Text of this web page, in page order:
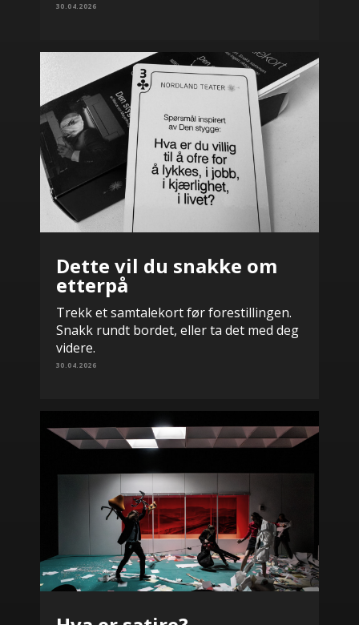
30.04.2026
Dette vil du snakke om
etterpå
Trekk et samtalekort før forestillingen.
Snakk rundt bordet, eller ta det med deg
videre.
30.04.2026